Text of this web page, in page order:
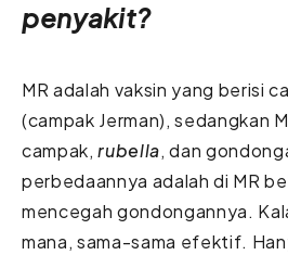
penyakit?
MR adalah vaksin yang berisi
(campak Jerman), sedangkan
campak,rubella, dan
perbedaannya adalah di MR
mencegah gondongannya.
mana, sama-sama efektif.